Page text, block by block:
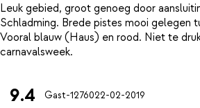
Leuk gebied, groot genoeg door
Schladming. Brede pistes mooi gelegen
Vooral blauw (Haus) en rood. Niet te
9.4 Gast-1276022-02-2019